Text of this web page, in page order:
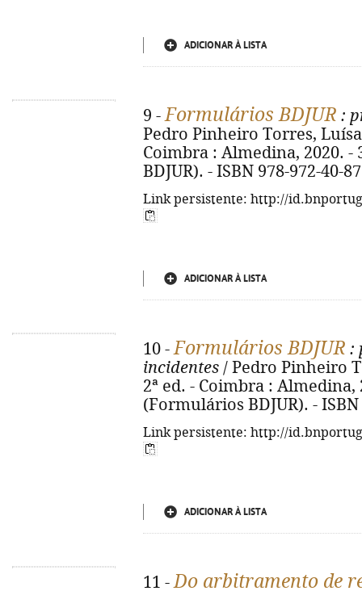
ADICIONAR À LISTA
9 -Formulários BDJUR :
Pedro Pinheiro Torres,
Coimbra : Almedina, 2020. -
BDJUR). - ISBN 978-972-40-
Link persistente: http://
ADICIONAR À LISTA
10 -Formulários BDJUR :
incidentes / Pedro Pinheiro
2ª ed. - Coimbra : Almedina,
(Formulários BDJUR). - ISBN
Link persistente: http://
ADICIONAR À LISTA
11 -Do arbitramento de